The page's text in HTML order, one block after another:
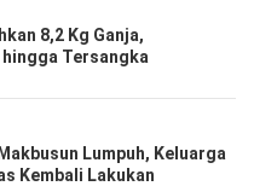
8,2 Kg Ganja,
Tersangka
Lumpuh, Keluarga
Kembali Lakukan